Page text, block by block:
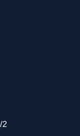
2